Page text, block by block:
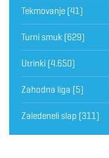
Tekmovanje (41)
Turni smuk (629)
Utrinki (4.650)
Zahodna liga (5)
Zaledeneli slap (311)